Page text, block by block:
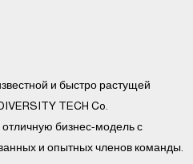
и быстро растущей
TECH Co.
отличную бизнес-модель с
и опытных членов команды.